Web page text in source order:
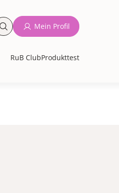
RuB ClubProdukttest
Mein Profil